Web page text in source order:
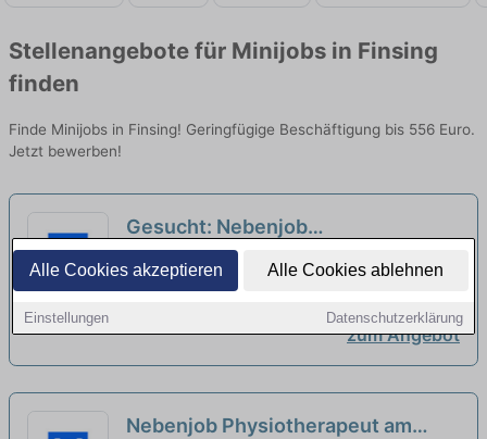
Alle Cookies akzeptieren Alle Cookies ablehnen
Einstellungen Datenschutzerklärung
Stellenangebote für Minijobs in Finsing
finden
Finde Minijobs in Finsing! Geringfügige Beschäftigung bis 556 Euro.
Jetzt bewerben!
Gesucht: Nebenjob
Physiotherapeut am Wochenende
(m/w/d) neu
Krankenhaus Barmherzige Brüder München
| München
zum Angebot
Nebenjob Physiotherapeut am